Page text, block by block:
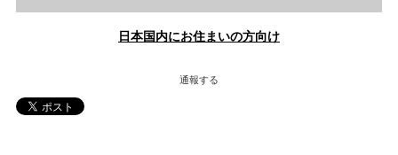
日本国内にお住まいの方向け
通報する